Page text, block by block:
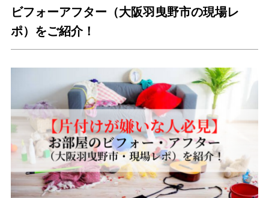
ビフォーアフター（大阪羽曳野市の現場レ
ポ）をご紹介！